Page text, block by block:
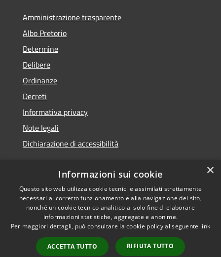
Amministrazione trasparente
Albo Pretorio
Determine
Delibere
Ordinanze
Decreti
Informativa privacy
Note legali
Dichiarazione di accessibilità
RSS
Accessibilità
Cookie
Mappa del sito
Extranet
Copyright © 2026 • Comune di
Molochio • Powered by
Municipium•Accesso
redazione
×
Informazioni sui cookie
Questo sito web utilizza cookie tecnici e assimilati strettamente
necessari al corretto funzionamento e alla navigazione del sito,
nonché un cookie tecnico analitico al solo fine di elaborare
informazioni statistiche, aggregate e anonime.
Per maggiori dettagli, può consultare la cookie policy al seguente link
ACCETTA TUTTO RIFIUTA TUTTO